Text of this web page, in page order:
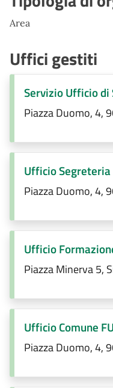
Area
Uffici gestiti
Servizio Ufficio di
Piazza Duomo, 4,
Ufficio Segreteria
Piazza Duomo, 4,
Ufficio
Piazza Minerva 5,
Ufficio Comune
Piazza Duomo, 4,